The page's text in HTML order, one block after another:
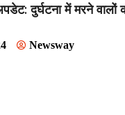
दुर्घटना में मरने वालों
Newsway